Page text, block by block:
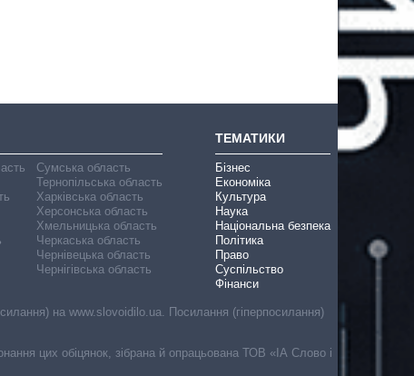
Сумська область
Тернопільська область
Харківська область
Херсонська область
Хмельницька область
Черкаська область
Чернівецька область
Чернігівська область
ТЕМАТИКИ
Бізнес
Економіка
Культура
Наука
Національна безпека
Політика
Право
Суспільство
Фінанси
на www.slovoidilo.ua. Посилання (гіперпосилання)
цих обіцянок, зібрана й опрацьована ТОВ «ІА Слово і